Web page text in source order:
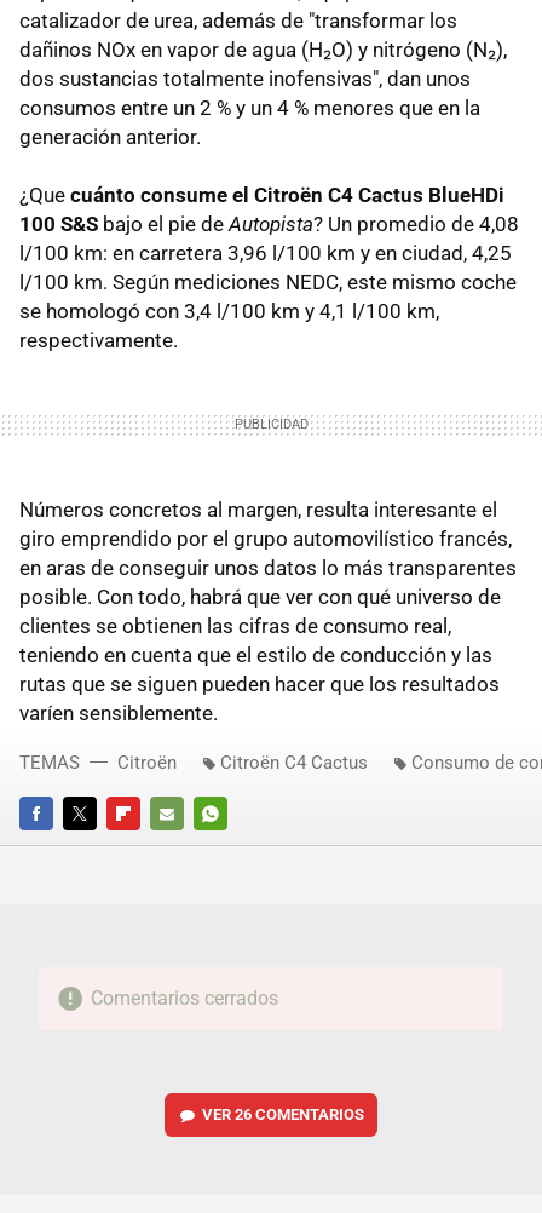
catalizador de urea, además de "transformar los
dañinos NOx en vapor de agua (H₂O) y nitrógeno (N₂),
dos sustancias totalmente inofensivas", dan unos
consumos entre un 2 % y un 4 % menores que en la
generación anterior.
¿Que cuánto consume el Citroën C4 Cactus BlueHDi
100 S&S bajo el pie de Autopista? Un promedio de 4,08
l/100 km: en carretera 3,96 l/100 km y en ciudad, 4,25
l/100 km. Según mediciones NEDC, este mismo coche
se homologó con 3,4 l/100 km y 4,1 l/100 km,
respectivamente.
Números concretos al margen, resulta interesante el
giro emprendido por el grupo automovilístico francés,
en aras de conseguir unos datos lo más transparentes
posible. Con todo, habrá que ver con qué universo de
clientes se obtienen las cifras de consumo real,
teniendo en cuenta que el estilo de conducción y las
rutas que se siguen pueden hacer que los resultados
varíen sensiblemente.
FACEBOOKTWITTERFLIPBOARD
E-
WHATSAPP
TEMAS Citroën Citroën C4 Cactus Consumo de
Comentarios cerrados
VER 26 COMENTARIOS